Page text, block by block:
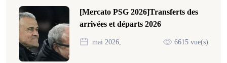
[Mercato PSG 2026]Transferts des
arrivées et départs 2026
mai 2026, 6615 vue(s)